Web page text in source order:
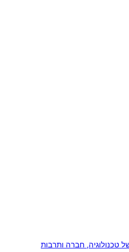
טכנולוגיה, חברה ותרבות